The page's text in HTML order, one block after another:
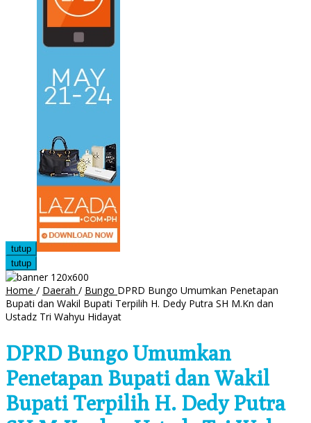
tutup
tutup
Home / Daerah / Bungo DPRD Bungo Umumkan Penetapan
Bupati dan Wakil Bupati Terpilih H. Dedy Putra SH M.Kn dan
Ustadz Tri Wahyu Hidayat
DPRD Bungo Umumkan
Penetapan Bupati dan Wakil
Bupati Terpilih H. Dedy Putra